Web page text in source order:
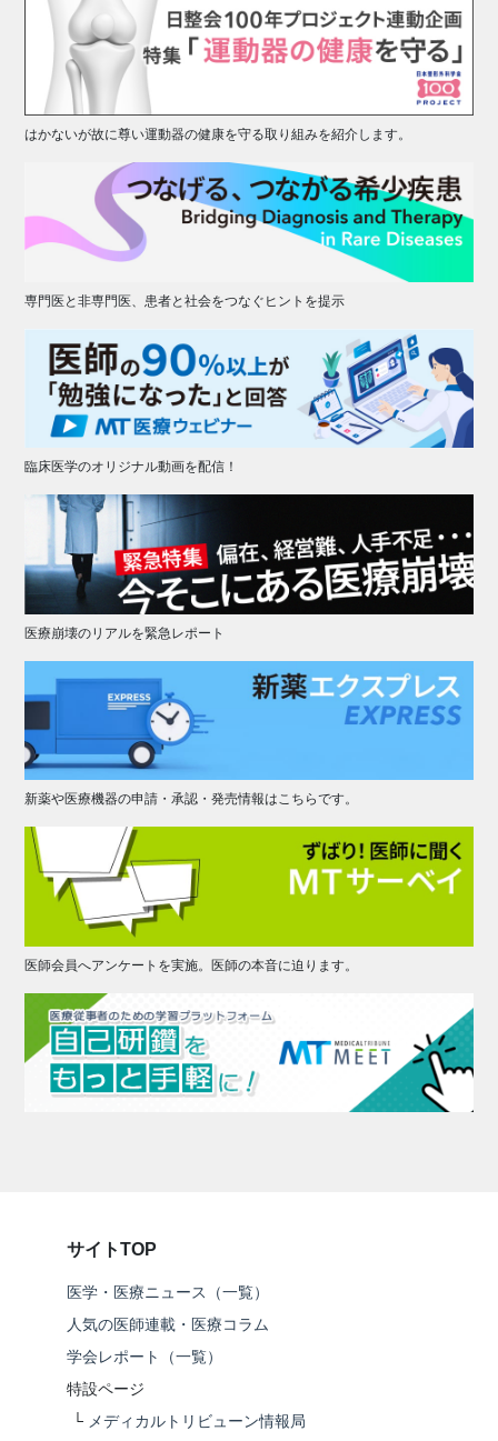
はかないが故に尊い運動器の健康を守る取り組みを紹介します。
専門医と非専門医、患者と社会をつなぐヒントを提示
臨床医学のオリジナル動画を配信！
医療崩壊のリアルを緊急レポート
新薬や医療機器の申請・承認・発売情報はこちらです。
医師会員へアンケートを実施。医師の本音に迫ります。
サイトTOP
医学・医療ニュース（一覧）
人気の医師連載・医療コラム
学会レポート（一覧）
特設ページ
└ メディカルトリビューン情報局